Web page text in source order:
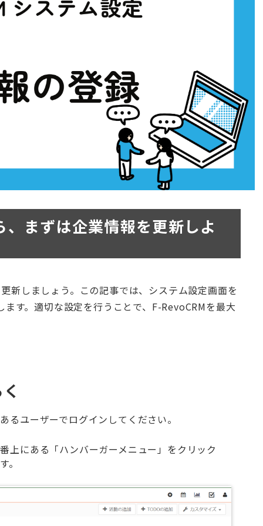
まずは企業情報を更新しよ
新しましょう。この記事では、システム設定画面を
す。適切な設定を行うことで、F-RevoCRMを最大
るユーザーでログインしてください。
上にある「ハンバーガーメニュー」をクリック
。